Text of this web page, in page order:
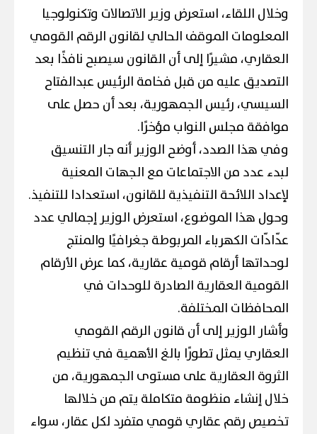
وخلال اللقاء، استعرض وزير الاتصالات وتكنولوجيا
المعلومات الموقف الحالي لقانون الرقم القومي
العقاري، مشيرًا إلى أن القانون سيصبح نافذًا بعد
التصديق عليه من قبل فخامة الرئيس عبدالفتاح
السيسي، رئيس الجمهورية، بعد أن حصل على
موافقة مجلس النواب مؤخرًا.
وفي هذا الصدد، أوضح الوزير أنه جار التنسيق
لبدء عدد من الاجتماعات مع الجهات المعنية
لإعداد اللائحة التنفيذية للقانون، استعدادا للتنفيذ.
وحول هذا الموضوع، استعرض الوزير إجمالي عدد
عدّادّات الكهرباء المربوطة جغرافيًا والمنتج
لوحداتها أرقام قومية عقارية، كما عرض الأرقام
القومية العقارية الصادرة للوحدات في
المحافظات المختلفة.
وأشار الوزير إلى أن قانون الرقم القومي
العقاري يمثل تطورًا بالغ الأهمية في تنظيم
الثروة العقارية على مستوى الجمهورية، من
خلال إنشاء منظومة متكاملة يتم من خلالها
تخصيص رقم عقاري قومي متفرد لكل عقار، سواء